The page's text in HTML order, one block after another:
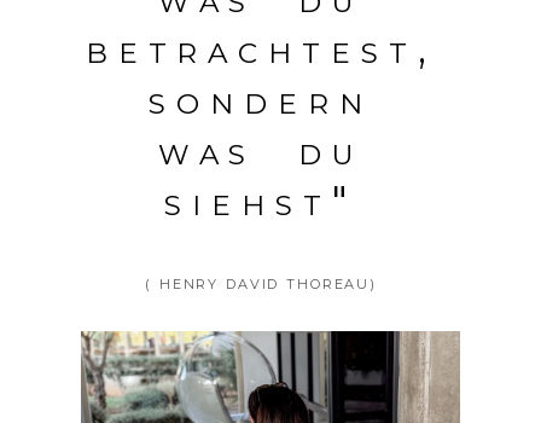
betrachtest,
sondern
was du
siehst"
( HENRY DAVID THOREAU)